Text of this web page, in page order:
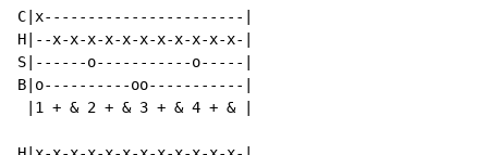
C|x-----------------------|
H|--x-x-x-x-x-x-x-x-x-x-x-|
S|------o-----------o-----|
B|o----------oo-----------|
|1 + & 2 + & 3 + & 4 + & |